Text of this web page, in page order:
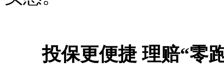
投保更便捷 理赔“零